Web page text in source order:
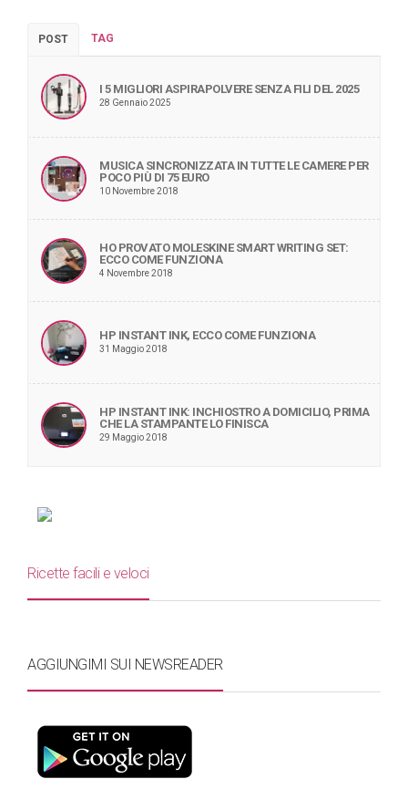
POST TAG
I 5 MIGLIORI ASPIRAPOLVERE SENZA FILI DEL 2025
28 Gennaio 2025
MUSICA SINCRONIZZATA IN TUTTE LE CAMERE PER
POCO PIÙ DI 75 EURO
10 Novembre 2018
HO PROVATO MOLESKINE SMART WRITING SET:
ECCO COME FUNZIONA
4 Novembre 2018
HP INSTANT INK, ECCO COME FUNZIONA
31 Maggio 2018
HP INSTANT INK: INCHIOSTRO A DOMICILIO, PRIMA
CHE LA STAMPANTE LO FINISCA
29 Maggio 2018
Ricette facili e veloci
AGGIUNGIMI SUI NEWSREADER